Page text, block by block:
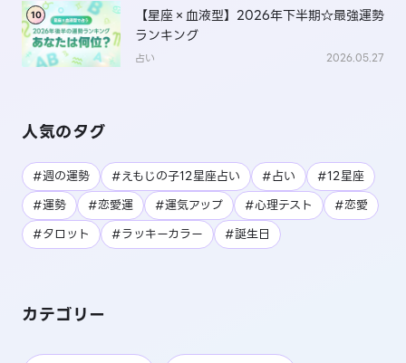
10
【星座×血液型】2026年下半期☆最強運勢
ランキング
占い 2026.05.27
人気のタグ
#週の運勢 #えもじの子12星座占い #占い
#12星座
#運勢
#恋愛運 #運気アップ #心理テスト
#恋愛
#タロット
#ラッキーカラー #誕生日
カテゴリー